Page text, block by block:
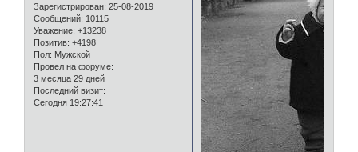
Зарегистрирован: 25-08-2019
Сообщений: 10115
Уважение: +13238
Позитив: +4198
Пол: Мужской
Провел на форуме:
3 месяца 29 дней
Последний визит:
Сегодня 19:27:41